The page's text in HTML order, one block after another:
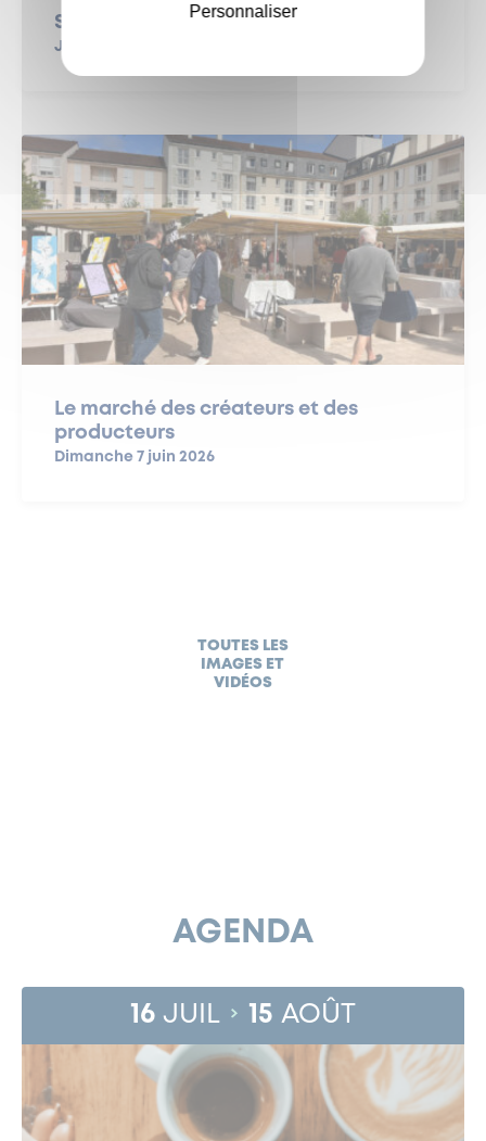
Sortie à Étretat pour nos seniors
Jeudi 7 août 2026
Le marché des créateurs et des
producteurs
Dimanche 7 juin 2026
TOUTES LES
IMAGES ET
VIDÉOS
AGENDA
16 JUIL 15 AOÛT
Personnaliser